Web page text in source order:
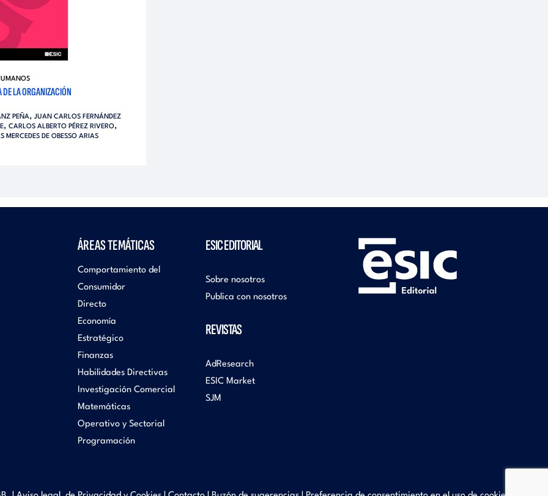
DE LA ORGANIZACIÓN
PEÑA, JUAN CARLOS FERNÁNDEZ
, CARLOS ALBERTO PÉREZ RIVERO,
MERCEDES DE OBESSO ARIAS
ÁREAS TEMÁTICAS
Comportamiento del
Consumidor
Directo
Economía
Estratégico
Finanzas
Habilidades Directivas
Investigación Comercial
Matemáticas
Operativo y Sectorial
Programación
ESIC EDITORIAL
Sobre nosotros
Publica con nosotros
REVISTAS
AdResearch
ESIC Market
SJM